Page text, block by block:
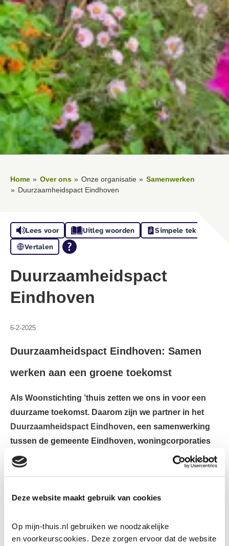
Deze website maakt gebruik van cookies
Op mijn-thuis.nl gebruiken we noodzakelijke
en voorkeurscookies. Deze zorgen ervoor dat de website
Home Over ons Onze organisatie
Samenwerken
Duurzaamheidspact Eindhoven
Lees voor Uitleg woorden
Simpele tekst
Vertalen
Duurzaamheidspact
Eindhoven
6-2-2025
Duurzaamheidspact Eindhoven: Samen
werken aan een groene toekomst
Als Woonstichting ’thuis zetten we ons in voor een
duurzame toekomst. Daarom zijn we partner in het
Duurzaamheidspact Eindhoven, een samenwerking
tussen de gemeente Eindhoven, woningcorporaties
en huurdersvertegenwoordiging PEK. Samen
verduurzamen we de stad, zodat bewoners nu én in
wonen in groene, energiezuinige wijken.
Wat houdt het Duurzaamheidspact in?
Het Duurzaamheidspact Eindhoven richt zich op het